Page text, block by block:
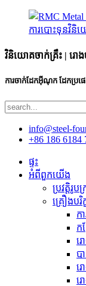
វិនិយោគចាក់គ្រឹះ | រោ
ការចាក់ដែកអ៊ីណុក ដែកប្រផ
info@steel-
+86 186 6184
ផ្ទះ
អំពីពួកយើង
ប្រវត្តិរូ
គ្រឿងបរិ
ក
ក
រ
ប
រ
រ